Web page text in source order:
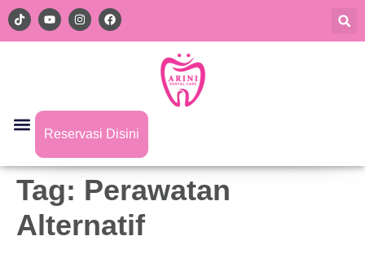
Reservasi Disini
Tag: Perawatan
Alternatif